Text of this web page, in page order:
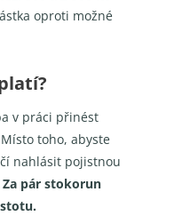
oproti možné
v práci přinést
toho, abyste
nahlásit pojistnou
Za pár stokorun